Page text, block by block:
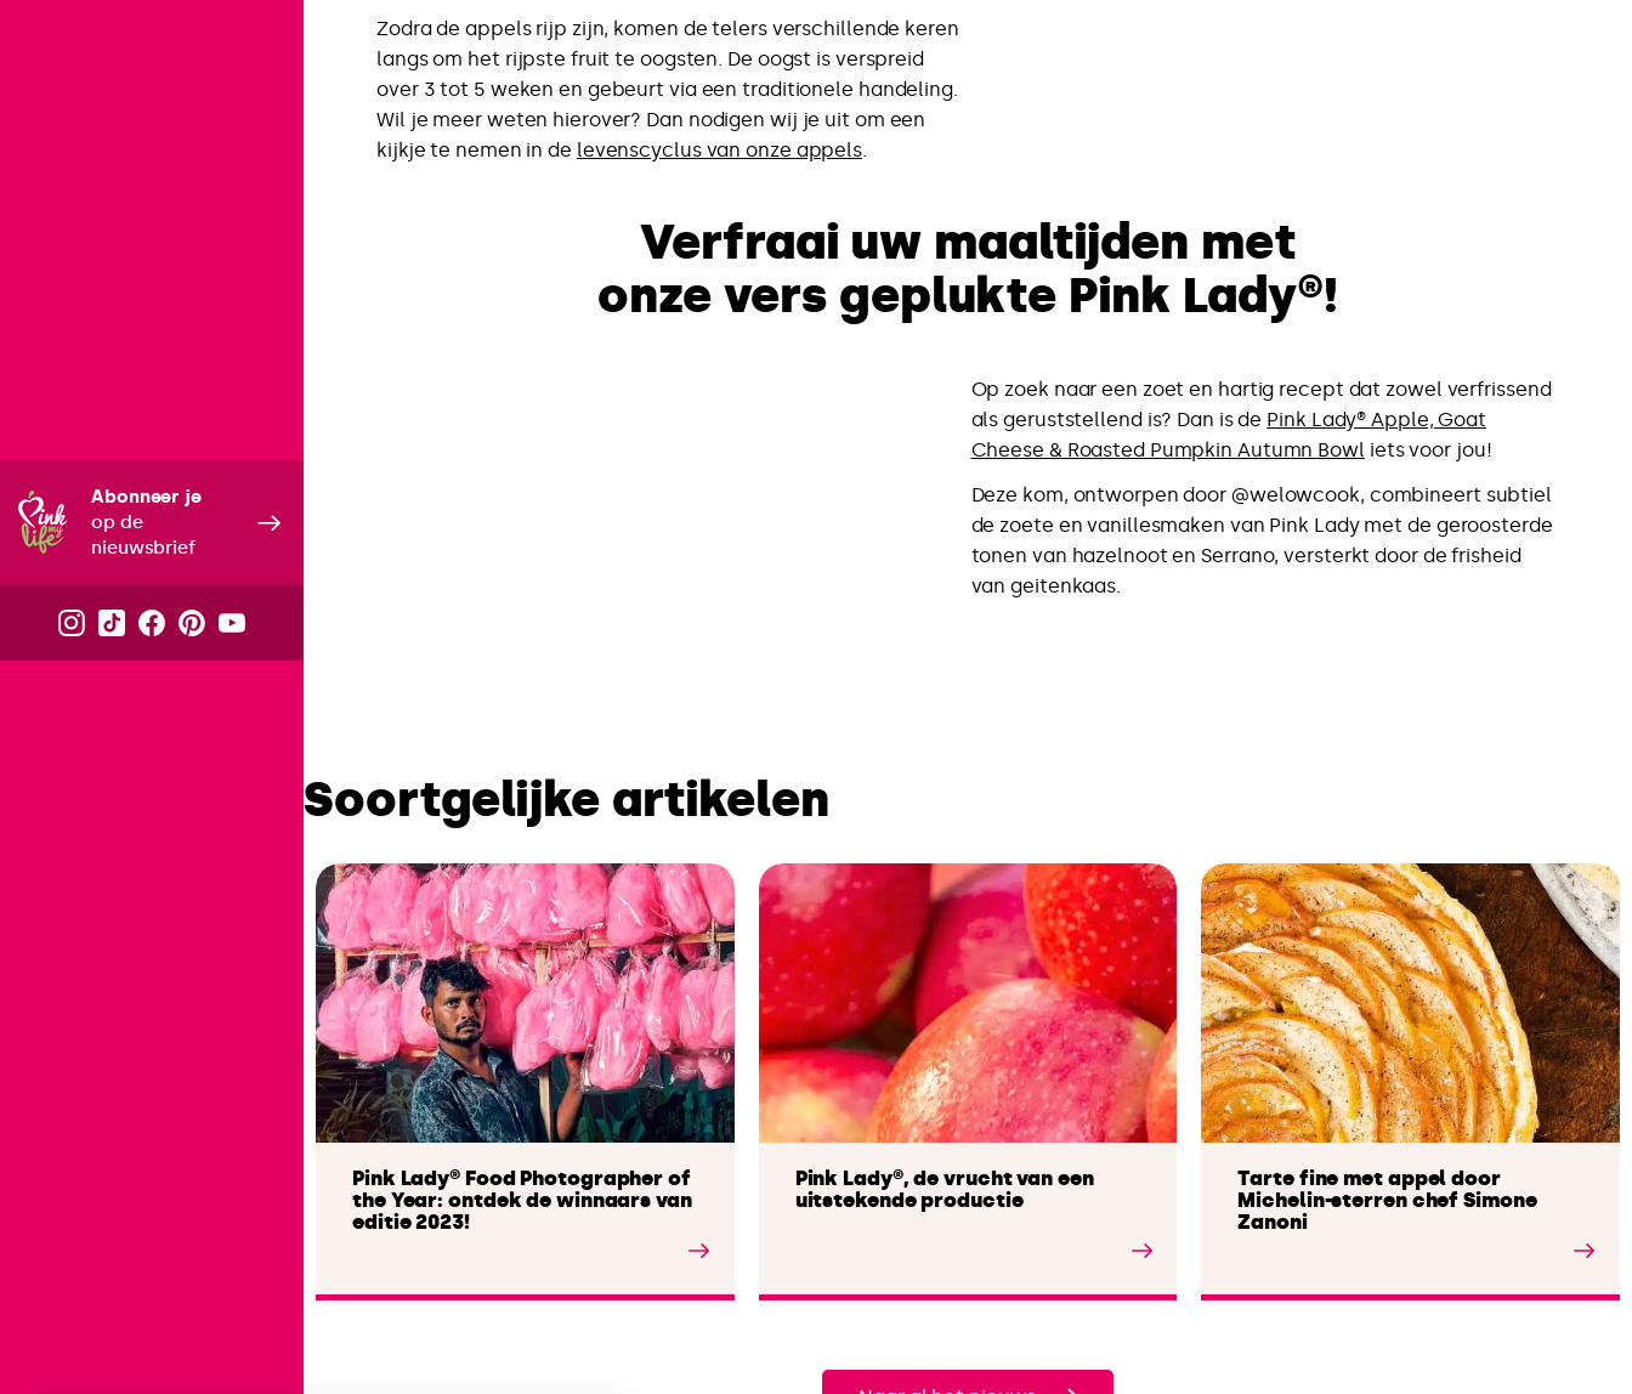
Abonneer je
op de
nieuwsbrief
Zodra de appels rijp zijn, komen de telers verschillende keren
langs om het rijpste fruit te oogsten. De oogst is verspreid
over 3 tot 5 weken en gebeurt via een traditionele handeling.
Wil je meer weten hierover? Dan nodigen wij je uit om een
kijkje te nemen in de levenscyclus van onze appels
Verfraai uw maaltijden met
onze vers geplukte Pink Lady®!
Op zoek naar een zoet en hartig recept dat zowel verfrissend
als geruststellend is? Dan is de Pink Lady® Apple, Goat
Cheese & Roasted Pumpkin Autumn Bowl iets voor jou!
Deze kom, ontworpen door @welowcook, combineert subtiel
de zoete en vanillesmaken van Pink Lady met de geroosterde
tonen van hazelnoot en Serrano, versterkt door de frisheid
van geitenkaas.
Soortgelijke artikelen
Pink Lady® Food Photographer of
the Year: ontdek de winnaars van
editie 2023!
Pink Lady®, de vrucht van een
uitstekende productie
Tarte fine met appel door
Michelin-sterren chef Simone
Zanoni